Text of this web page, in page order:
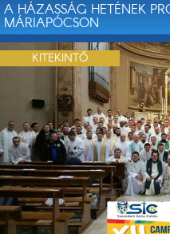
A HÁZASSÁG HETÉNEK
MÁRIAPÓCSON
KITEKINTŐ